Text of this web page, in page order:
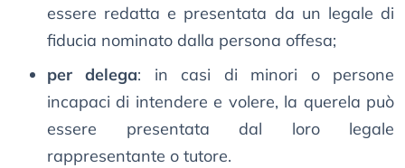
essere redatta e presentata da un legale di
fiducia nominato dalla persona offesa;
per delega: in casi di minori o persone
incapaci di intendere e volere, la querela può
essere presentata dal loro legale
rappresentante o tutore.